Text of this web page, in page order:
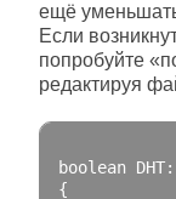
ещё
Если
попробуйте
редактируя
boolean DHT
{